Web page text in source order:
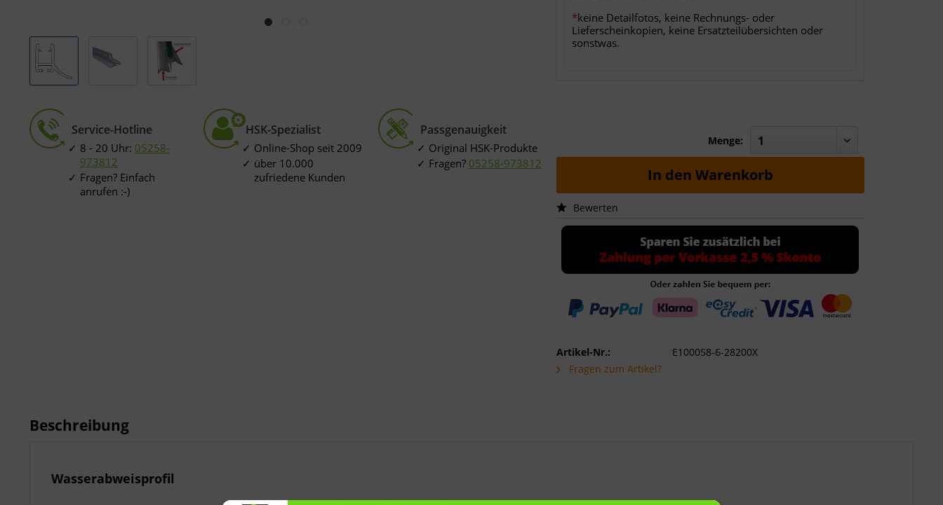
Service-Hotline
8 - 20 Uhr: 05258-
973812
Fragen? Einfach
anrufen :-)
HSK-Spezialist
Online-Shop seit 2009
über 10.000
zufriedene Kunden
Passgenauigkeit
Original HSK-Produkte
Fragen? 05258-973812
*keine Detailfotos, keine Rechnungs- oder
Lieferscheinkopien, keine Ersatzteilübersichten oder
sonstwas.
Menge:
In den Warenkorb
Bewerten
Artikel-Nr.:
E100058-6-28200X
Fragen zum Artikel?
Beschreibung
Wasserabweisprofil